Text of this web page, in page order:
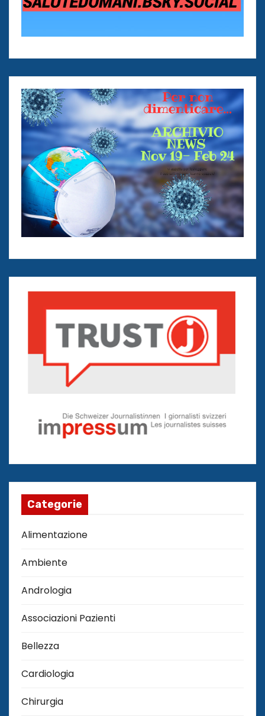
Categorie
Alimentazione
Ambiente
Andrologia
Associazioni Pazienti
Bellezza
Cardiologia
Chirurgia